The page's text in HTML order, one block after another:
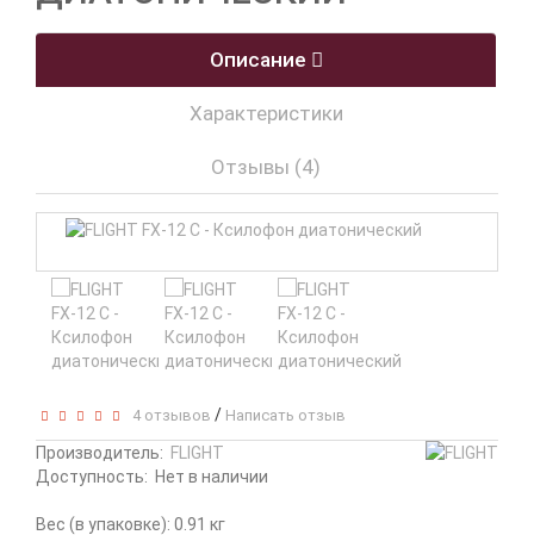
Описание
Характеристики
Отзывы (4)
4 отзывов / Написать отзыв
Производитель: FLIGHT
Доступность: Нет в наличии
Вес (в упаковке): 0.91 кг